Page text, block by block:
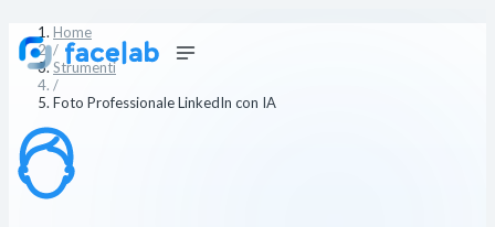
Home
/
Strumenti
/
Foto Professionale LinkedIn con IA